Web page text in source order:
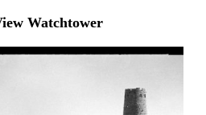
Watchtower